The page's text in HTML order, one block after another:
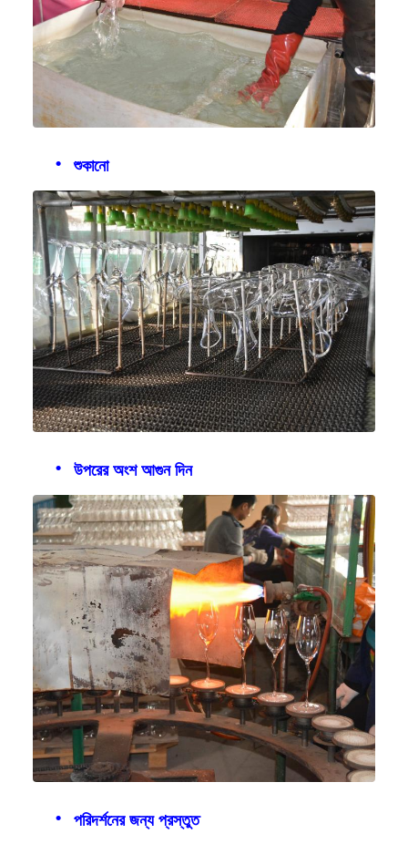
শুকানো
উপরের অংশ আগুন দিন
পরিদর্শনের জন্য প্রস্তুত